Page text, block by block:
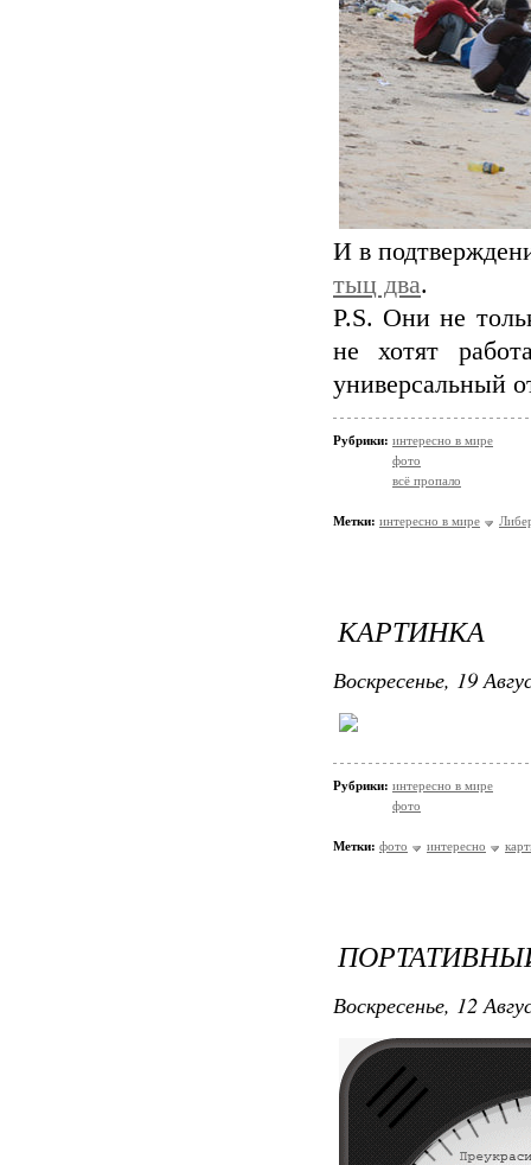
И в
тыц два.
P.S. Они не
не хотят
универсальный
Рубрики: интересно в мире
фото
всё пропало
Метки: интересно в мире
КАРТИНКА
Воскресенье, 19
Рубрики: интересно в мире
фото
Метки: фото интересно
Воскресенье, 12